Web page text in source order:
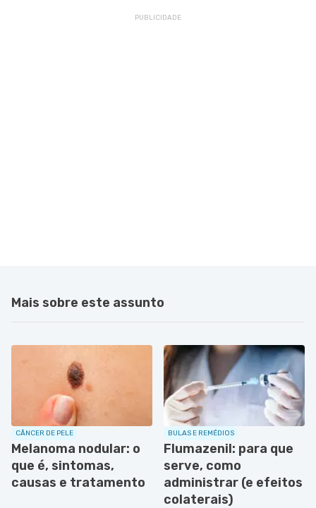
Mais sobre este assunto
CÂNCER DE PELE
Melanoma nodular: o
que é, sintomas,
causas e tratamento
BULAS E REMÉDIOS
Flumazenil: para que
serve, como
administrar (e efeitos
colaterais)